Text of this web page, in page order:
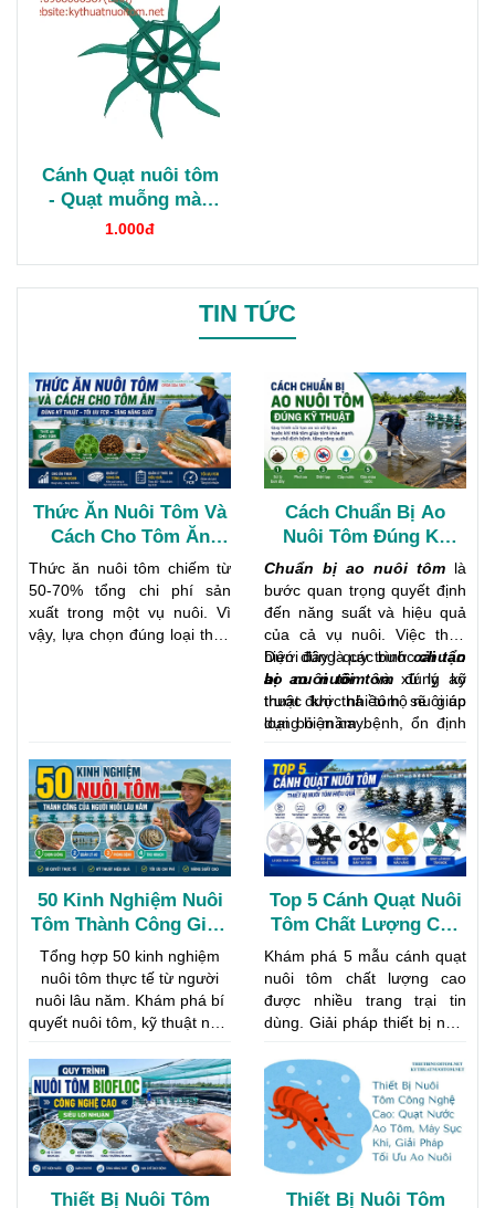
Cánh Quạt nuôi tôm
- Quạt muỗng màu
ngọc
1.000đ
TIN TỨC
Thức Ăn Nuôi Tôm Và
Cách Cho Tôm Ăn
Đúng Kỹ Thuật Giúp
Tăng Năng Suất
Thức ăn nuôi tôm chiếm từ
50-70% tổng chi phí sản
xuất trong một vụ nuôi. Vì
vậy, lựa chọn đúng loại thức
(FCR). Bên cạnh đó, quản lý
thức ăn tôm hiệu quả còn
góp phần hạn chế ô nhiễm
môi trường ao nuôi và nâng
cao lợi nhuận cho người
nuôi.
Cách Chuẩn Bị Ao
Nuôi Tôm Đúng Kỹ
Thuật Để Tôm Phát
Triển Khỏe Mạnh
Chuẩn bị ao nuôi tôm là
bước quan trọng quyết định
đến năng suất và hiệu quả
của cả vụ nuôi. Việc thực
hiện đúng quy trìnhcải tạo
ao nuôi tômvà xử lý ao
trước khi thả tôm sẽ giúp
loại bỏ mầm bệnh, ổn định
kiện thuận lợi cho tôm giống
phát triển khỏe mạnh.
Dưới đây là các bướcchuẩn
bị ao nuôi tôm đúng kỹ
thuật được nhiều hộ nuôi áp
dụng hiện nay.
50 Kinh Nghiệm Nuôi
Tôm Thành Công Giúp
Tăng Năng Suất Và
Giảm Rủi Ro
Tổng hợp 50 kinh nghiệm
nuôi tôm thực tế từ người
nuôi lâu năm. Khám phá bí
quyết nuôi tôm, kỹ thuật nuôi
giống, quản lý ao, phòng
bệnh đến thu hoạch đạt
năng suất cao.
Top 5 Cánh Quạt Nuôi
Tôm Chất Lượng Cao
Được Ưa Chuộng Hiện
Nay
Khám phá 5 mẫu cánh quạt
nuôi tôm chất lượng cao
được nhiều trang trại tin
dùng. Giải pháp thiết bị nuôi
chảy và nâng cao hiệu quả
nuôi trồng thủy sản
Thiết Bị Nuôi Tôm
Thiết Bị Nuôi Tôm